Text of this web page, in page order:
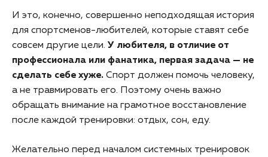
И это, конечно, совершенно неподходящая история
для спортсменов-любителей, которые ставят себе
совсем другие цели. У любителя, в отличие от
профессионала или фанатика, первая задача — не
сделать себе хуже. Спорт должен помочь человеку,
а не травмировать его. Поэтому очень важно
обращать внимание на грамотное восстановление
после каждой тренировки: отдых, сон, еду.
Желательно перед началом системных тренировок